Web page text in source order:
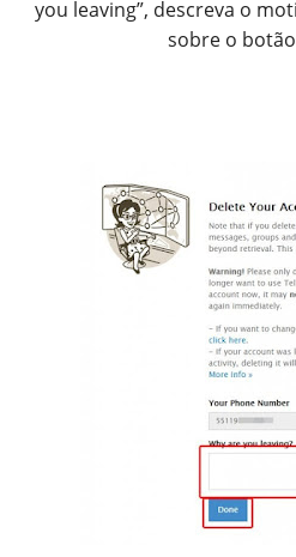
you leaving”, descreva o
sobre o botão